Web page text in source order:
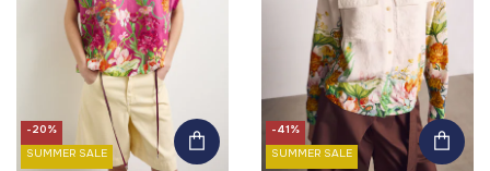
-20%
SUMMER SALE
-41%
SUMMER SALE